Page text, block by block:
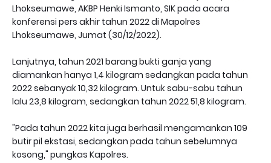
Lhokseumawe, AKBP Henki Ismanto, SIK pada acara
konferensi pers akhir tahun 2022 di Mapolres
Lhokseumawe, Jumat (30/12/2022).
Lanjutnya, tahun 2021 barang bukti ganja yang
diamankan hanya 1,4 kilogram sedangkan pada tahun
2022 sebanyak 10,32 kilogram. Untuk sabu-sabu tahun
lalu 23,8 kilogram, sedangkan tahun 2022 51,8 kilogram.
"Pada tahun 2022 kita juga berhasil mengamankan 109
butir pil ekstasi, sedangkan pada tahun sebelumnya
kosong," pungkas Kapolres.